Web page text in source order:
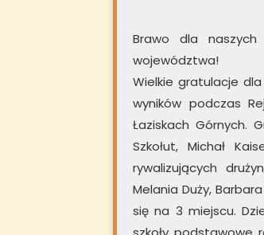
Brawo dla
województwa!
Wielkie gratulacje
wyników podczas
Łaziskach Górnych.
Szkołut, Michał
rywalizujących
Melania Duży,
się na 3 miejscu.